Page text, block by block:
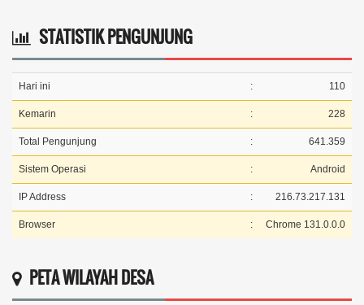
STATISTIK PENGUNJUNG
Hari ini : 110
Kemarin : 228
Total Pengunjung : 641.359
Sistem Operasi : Android
IP Address : 216.73.217.131
Browser : Chrome 131.0.0.0
PETA WILAYAH DESA